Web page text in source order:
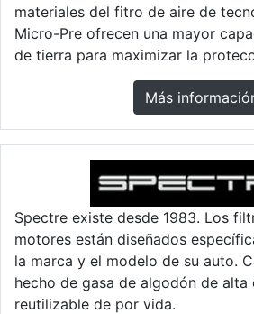
materiales del fitro de aire de
Micro-Pre ofrecen una mayor
de tierra para maximizar la
Más
Spectre existe desde 1983. Los
motores están diseñados
la marca y el modelo de su auto.
hecho de gasa de algodón de alta
reutilizable de por vida.